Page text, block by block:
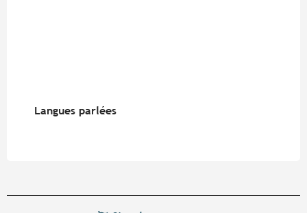
Langues parlées
Langues parlées